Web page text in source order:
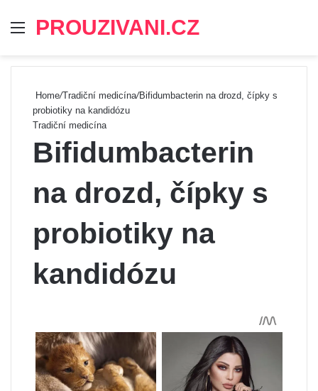
Menu
PROUZIVANI.CZ
Home/Tradiční medicína/Bifidumbacterin na drozd, čípky s
probiotiky na kandidózu
Tradiční medicína
Bifidumbacterin
na drozd, čípky s
probiotiky na
kandidózu